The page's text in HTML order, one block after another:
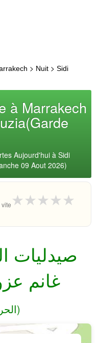
> Nuit > Sidi
à Marrakech
Aujourd'hui à Sidi
09 Aout 2026)
★
★
★
★
★
صيدليات
غانم
(الحراسة الليلية)